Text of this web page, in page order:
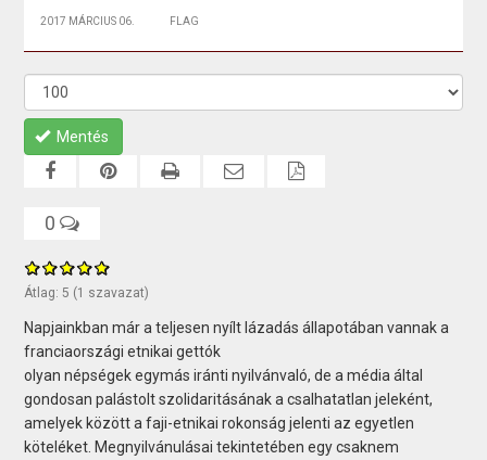
2017 MÁRCIUS 06. FLAG
Mentés
0
Átlag: 5 (1 szavazat)
Napjainkban már a teljesen nyílt lázadás állapotában vannak a
franciaországi etnikai gettók
olyan népségek egymás iránti nyilvánvaló, de a média által
gondosan palástolt szolidaritásának a csalhatatlan jeleként,
amelyek között a faji-etnikai rokonság jelenti az egyetlen
köteléket. Megnyilvánulásai tekintetében egy csaknem